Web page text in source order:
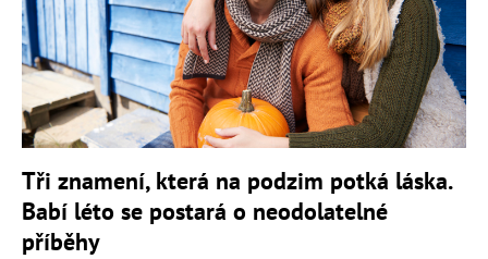
Tři znamení, která na podzim potká láska.
Babí léto se postará o neodolatelné
příběhy